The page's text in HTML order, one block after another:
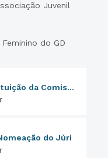
Juvenil
do GD
de Avaliação
do Júri